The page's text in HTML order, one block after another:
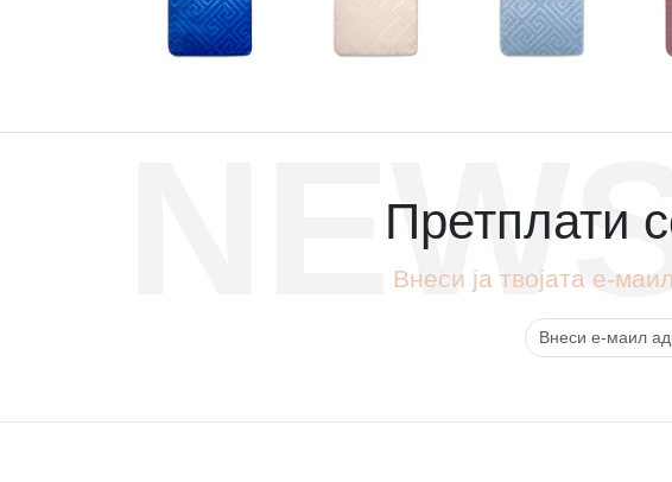
Претплати
Внеси ја твојата е-